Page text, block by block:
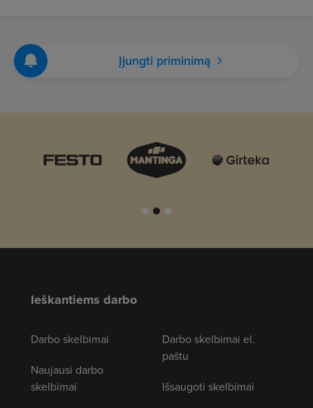
Įjungti priminimą
Ieškantiems darbo
Darbo skelbimai
Naujausi darbo
skelbimai
Darbo skelbimai el.
paštu
Išsaugoti skelbimai